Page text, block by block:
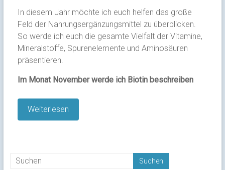
In diesem Jahr möchte ich euch helfen das große
Feld der Nahrungsergänzungsmittel zu überblicken.
So werde ich euch die gesamte Vielfalt der Vitamine,
Mineralstoffe, Spurenelemente und Aminosäuren
präsentieren.
Im Monat November werde ich Biotin beschreiben
Weiterlesen